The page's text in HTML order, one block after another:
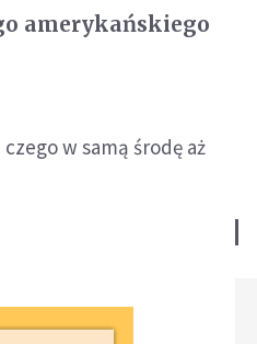
amerykańskiego
w samą środę aż